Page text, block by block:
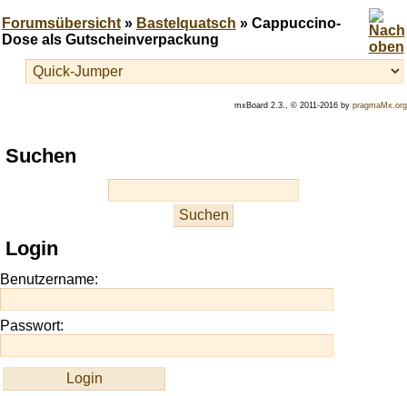
Forumsübersicht» Bastelquatsch » Cappuccino-
Dose als Gutscheinverpackung
mxBoard 2.3., © 2011-2016 by pragmaMx.org
Play
best
site
https://onlineslots.money/
Suchen
Login
Benutzername:
Passwort: